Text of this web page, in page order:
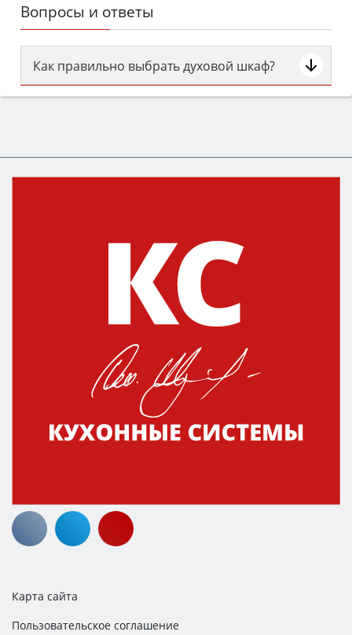
Вопросы и ответы
Как правильно выбрать духовой шкаф?
Сначала определитесь с типом (газовый или
класс энергопотребления не ниже A и нужные
Карта сайта
Пользовательское соглашение